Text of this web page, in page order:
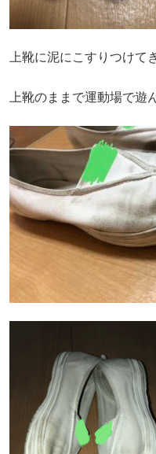
上靴に泥にこすりつけて
上靴のままで運動場で遊